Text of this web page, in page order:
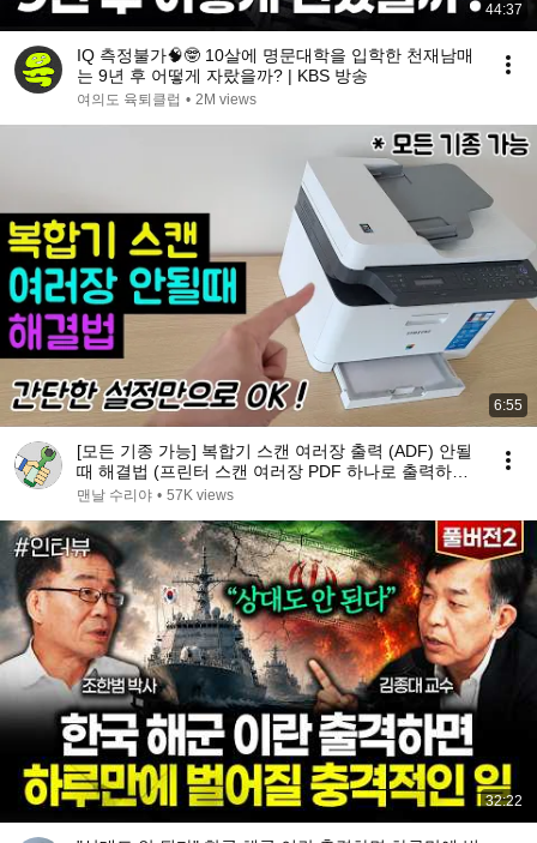
44:37
IQ 측정불가🧠🤓 10살에 명문대학을 입학한 천재남매
는 9년 후 어떻게 자랐을까? | KBS 방송
여의도 육퇴클럽 • 2M views
6:55
[모든 기종 가능] 복합기 스캔 여러장 출력 (ADF) 안될
때 해결법 (프린터 스캔 여러장 PDF 하나로 출력하는
방법)
맨날 수리야 • 57K views
32:22